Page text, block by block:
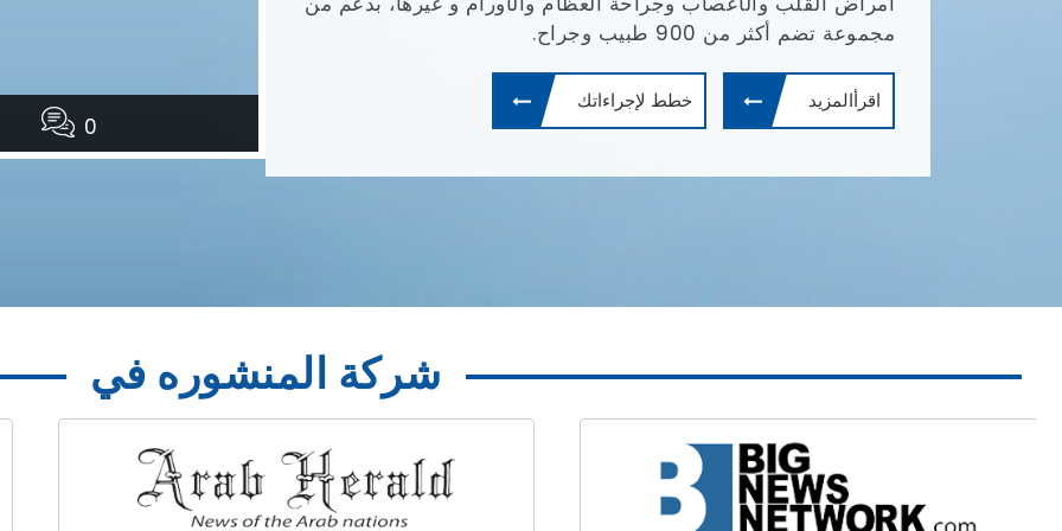
0
المسالك البولية، ويسعى جاهدًا لتقديم خدمات شاملة ومتكاملة
اقرأالمزيد خطط لإجراءاتك
شركة المنشوره في